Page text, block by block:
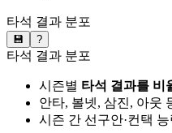
타석 결과 분포
💾 ?
타석 결과 분포
시즌별 타석 결과를 비
안타, 볼넷, 삼진, 아웃
시즌 간 선구안·컨택